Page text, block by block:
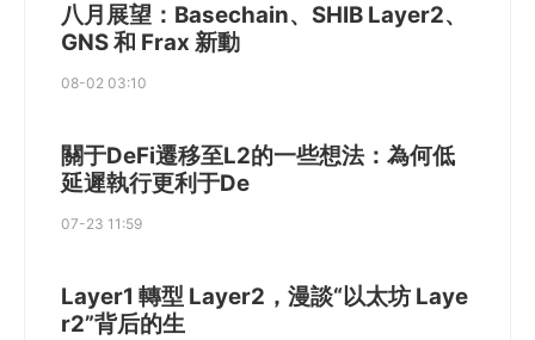
八月展望：Basechain、SHIB Layer2、
GNS 和 Frax 新動
08-02 03:10
關于DeFi遷移至L2的一些想法：為何低
延遲執行更利于De
07-23 11:59
Layer1 轉型 Layer2，漫談“以太坊 Laye
r2”背后的生